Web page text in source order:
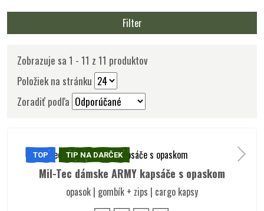
Filter
Zobrazuje sa 1 - 11 z 11 produktov
Položiek na stránku
Zoradiť podľa
TOP TIP NA DARČEK
Mil-Tec dámske ARMY kapsáče s opaskom
opasok | gombík + zips | cargo kapsy